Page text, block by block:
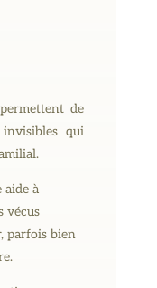
de
qui
aide à
vécus
parfois bien